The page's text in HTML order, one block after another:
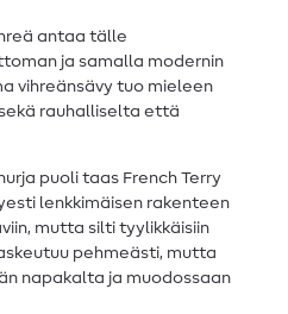
antaa tälle
ja samalla modernin
vihreänsävy tuo mieleen
rauhalliselta että
puoli taas French Terry
lenkkimäisen rakenteen
mutta silti tyylikkäisiin
pehmeästi, mutta
napakalta ja muodossaan